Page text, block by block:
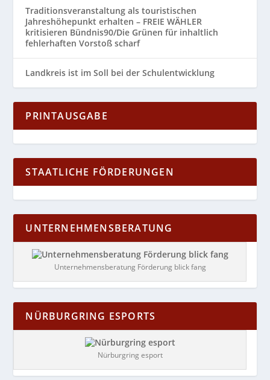
Traditionsveranstaltung als touristischen
Jahreshöhepunkt erhalten – FREIE WÄHLER
kritisieren Bündnis90/Die Grünen für inhaltlich
fehlerhaften Vorstoß scharf
Landkreis ist im Soll bei der Schulentwicklung
PRINTAUSGABE
STAATLICHE FÖRDERUNGEN
UNTERNEHMENSBERATUNG
Unternehmensberatung Förderung blick fang
NÜRBURGRING ESPORTS
Nürburgring esport